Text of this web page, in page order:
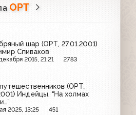
ОРТ
шар (ОРТ, 27.01.2001)
Спиваков
2015, 21:21 2783
(ОРТ,
Индейцы, “На холмах
2025, 13:25 451